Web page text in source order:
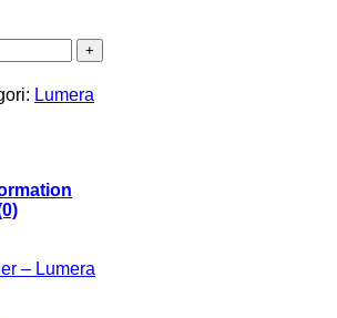
Lumera
– Lumera